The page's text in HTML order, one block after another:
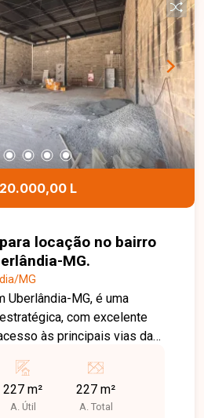
área de serviço e 1 vaga
do condomínio já está
mais
mensal. O
estrutura de lazer
salão de festas, 3
fitness, pista para
portaria e coletor de lixo em
mais segurança, conforto
moradores. Uma
para quem busca um
infraestrutura. Entre em
visita!
L
locação no bairro
MG.
MG
Uberlândia-MG, é uma
com excelente
às principais vias da
oferece
supermercados,
diversos serviços, sendo
227 m²
A. Útil
227 m²
A. Total